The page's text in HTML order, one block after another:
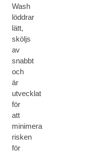
Wash
löddrar
lätt,
sköljs
av
snabbt
och
är
utvecklat
för
att
minimera
risken
för